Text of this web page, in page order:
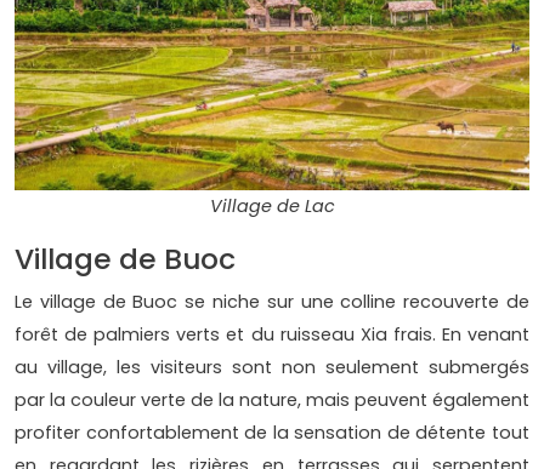
Village de Lac
Village de Buoc
Le village de Buoc se niche sur une colline recouverte de
forêt de palmiers verts et du ruisseau Xia frais. En venant
au village, les visiteurs sont non seulement submergés
par la couleur verte de la nature, mais peuvent également
profiter confortablement de la sensation de détente tout